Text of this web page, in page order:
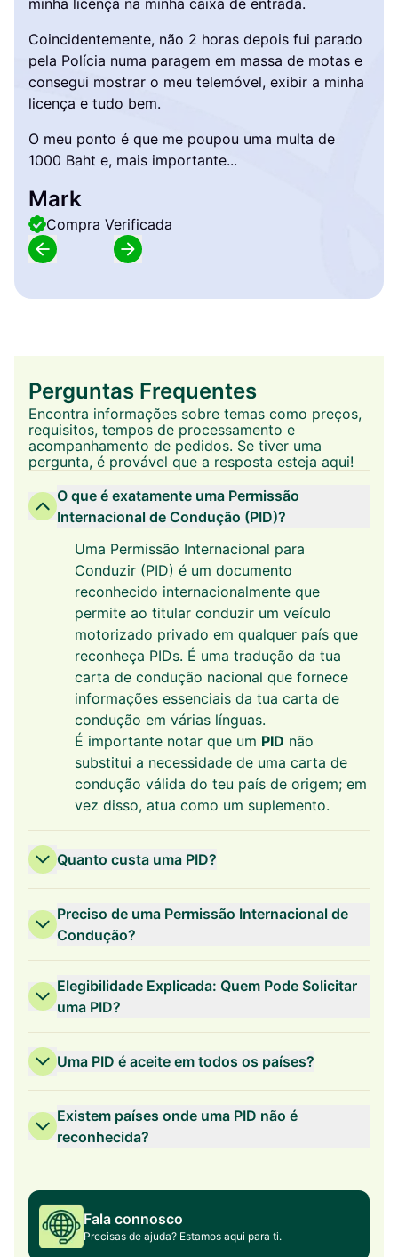
Coincidentemente, não 2 horas depois fui parado
pela Polícia numa paragem em massa de motas e
consegui mostrar o meu telemóvel, exibir a minha
licença e tudo bem.
O meu ponto é que me poupou uma multa de
1000 Baht e, mais importante...
Mark
Compra Verificada
Perguntas Frequentes
Encontra informações sobre temas como preços,
requisitos, tempos de processamento e
acompanhamento de pedidos. Se tiver uma
pergunta, é provável que a resposta esteja aqui!
O que é exatamente uma Permissão
Internacional de Condução (PID)?
Uma Permissão Internacional para
Conduzir (PID) é um documento
reconhecido internacionalmente que
permite ao titular conduzir um veículo
motorizado privado em qualquer país que
reconheça PIDs. É uma tradução da tua
carta de condução nacional que fornece
informações essenciais da tua carta de
condução em várias línguas.
É importante notar que um PID não
substitui a necessidade de uma carta de
condução válida do teu país de origem; em
vez disso, atua como um suplemento.
Quanto custa uma PID?
Licença Internacional de
Condução (IDP)
Preciso de uma Permissão Internacional de
Condução?
Elegibilidade Explicada: Quem Pode Solicitar
uma PID?
Uma PID é aceite em todos os países?
Existem países onde uma PID não é
reconhecida?
Fala connosco
Precisas de ajuda? Estamos aqui para ti.